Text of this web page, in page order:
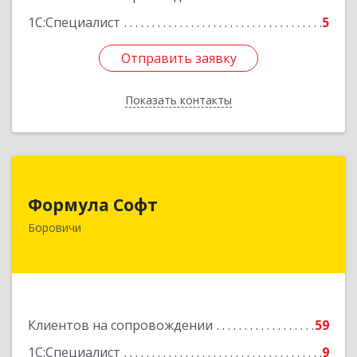
1С:Специалист
5
Отправить заявку
Показать контакты
Отправить заявку
Назад
Формула Софт
Боровичи
Клиентов на сопровождении
59
1С:Специалист
9
174411, Новгородская обл, Боровичский р-н,
Боровичи г, Международная ул, дом № 6
Подробнее